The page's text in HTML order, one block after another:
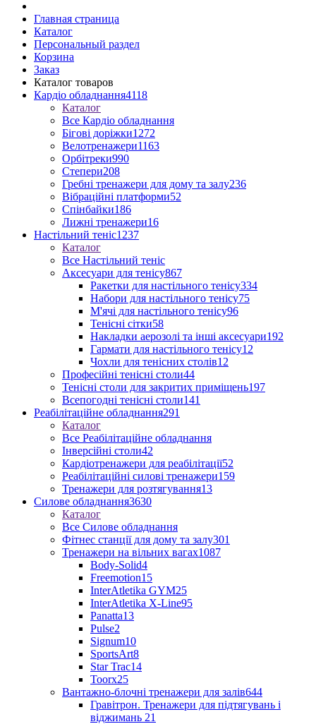
Главная страница
Каталог
Персональный раздел
Корзина
Заказ
Каталог товаров
Кардіо обладнання4118
Каталог
Все Кардіо обладнання
Бігові доріжки1272
Велотренажери1163
Орбітреки990
Степери208
Гребні тренажери для дому та залу236
Вібраційні платформи52
Спінбайки186
Лижні тренажери16
Настільний теніс1237
Каталог
Все Настільний теніс
Аксесуари для тенісу867
Ракетки для настільного тенісу334
Набори для настільного тенісу75
М'ячі для настільного тенісу96
Тенісні сітки58
Накладки аерозолі та інші аксесуари192
Гармати для настільного тенісу12
Чохли для тенісних столів12
Професійні тенісні столи44
Тенісні столи для закритих приміщень197
Всепогодні тенісні столи141
Реабілітаційне обладнання291
Каталог
Все Реабілітаційне обладнання
Інверсійні столи42
Кардіотренажери для реабілітації52
Реабілітаційні силові тренажери159
Тренажери для розтягування13
Силове обладнання3630
Каталог
Все Силове обладнання
Фітнес станції для дому та залу301
Тренажери на вільних вагах1087
Body-Solid4
Freemotion15
InterAtletika GYM25
InterAtletika X-Line95
Panatta13
Pulse2
Signum10
SportsArt8
Star Trac14
Toorx25
Вантажно-блочні тренажери для залів644
Гравітрон. Тренажери для підтягувань і
віджимань 21